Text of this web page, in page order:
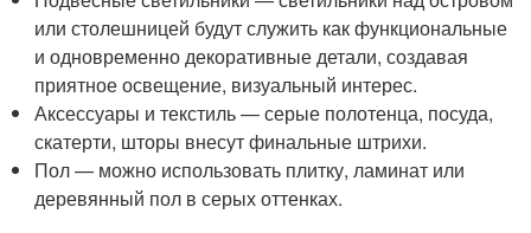
или столешницей будут служить как функциональные
и одновременно декоративные детали, создавая
приятное освещение, визуальный интерес.
Аксессуары и текстиль — серые полотенца, посуда,
скатерти, шторы внесут финальные штрихи.
Пол — можно использовать плитку, ламинат или
деревянный пол в серых оттенках.